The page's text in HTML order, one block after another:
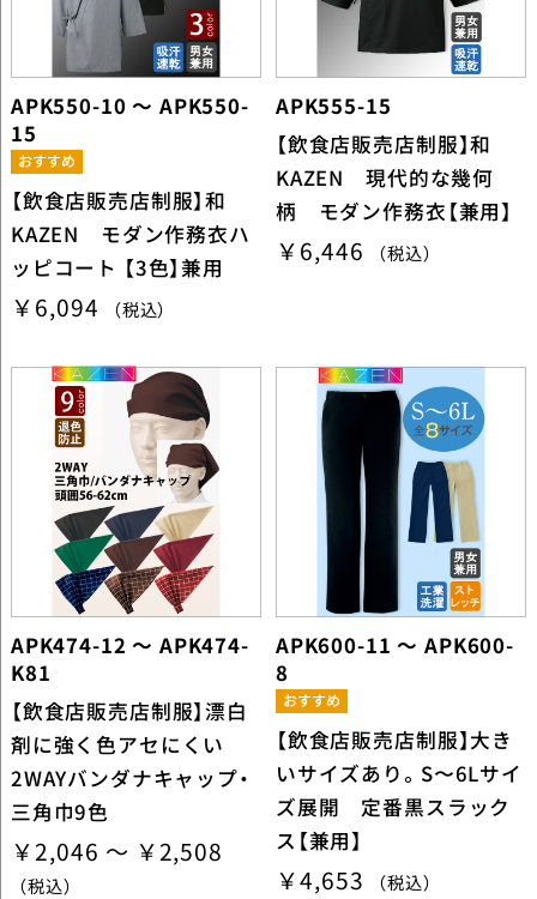
APK550-10 ～ APK550-
15
【飲食店販売店制服】和
KAZEN モダン作務衣ハ
ッピコート 【3色】兼用
￥6,094 （税込）
APK555-15
【飲食店販売店制服】和
KAZEN 現代的な幾何
柄 モダン作務衣【兼用】
￥6,446 （税込）
APK474-12 ～ APK474-
K81
【飲食店販売店制服】漂白
剤に強く色アセにくい
2WAYバンダナキャップ・
三角巾9色
￥2,046 ～ ￥2,508
（税込）
APK600-11 ～ APK600-
8
【飲食店販売店制服】大き
いサイズあり。S〜6Lサイ
ズ展開 定番黒スラック
ス【兼用】
￥4,653 （税込）